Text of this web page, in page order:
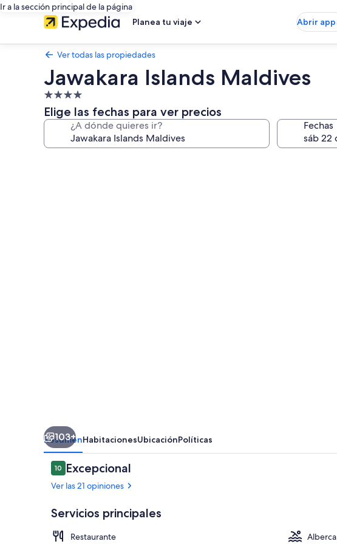
Ir a la sección principal de la página
Planea tu viaje
Abrir app
Ver todas las propiedades
Jawakara Islands Maldives
Propiedad
de
4.0
estrellas
Elige las fechas para ver precios
¿A dónde quieres ir? Fechas
103+
ResumenHabitacionesUbicaciónPolíticas
Opiniones
1010 de 10,
Excepcional
Ver las 21 opiniones
Servicios principales
Restaurante
Alberca